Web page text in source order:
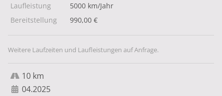
Laufleistung
5000 km/Jahr
Bereitstellung
990,00 €
Weitere Laufzeiten und Laufleistungen auf Anfrage.
10 km
04.2025